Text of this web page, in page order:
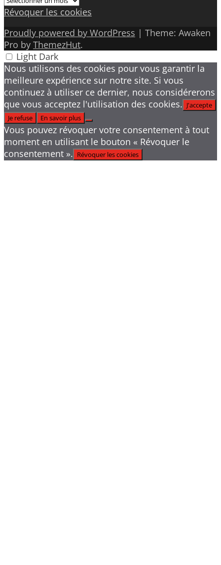
Révoquer les cookies
Proudly powered by WordPress | Theme: Awaken
Pro by ThemezHut.
Light Dark
Nous utilisons des cookies pour vous garantir la
meilleure expérience sur notre site. Si vous
continuez à utiliser ce dernier, nous considérerons
que vous acceptez l'utilisation des cookies. J'accepte
Je refuse
En savoir plus
Vous pouvez révoquer votre consentement à tout
moment en utilisant le bouton « Révoquer le
consentement ». Révoquer les cookies